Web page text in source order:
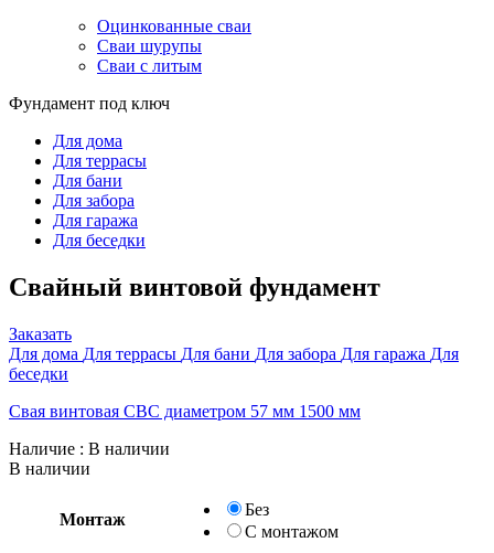
Оцинкованные сваи
Сваи шурупы
Сваи с литым
Фундамент под ключ
Для дома
Для террасы
Для бани
Для забора
Для гаража
Для беседки
Свайный винтовой фундамент
Заказать
Для дома Для террасы Для бани Для забора Для гаража Для
беседки
Свая винтовая СВС диаметром 57 мм 1500 мм
Наличие : В наличии
В наличии
Монтаж
Без
С монтажом